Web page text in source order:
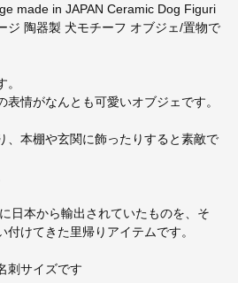
made in JAPAN Ceramic Dog Figuri
ジ 陶器製 犬モチーフ オブジェ/置物で
情がなんとも可愛いオブジェです。
、本棚や玄関に飾ったりすると素敵で
日本から輸出されていたものを、そ
けてきた里帰りアイテムです。
刺サイズです